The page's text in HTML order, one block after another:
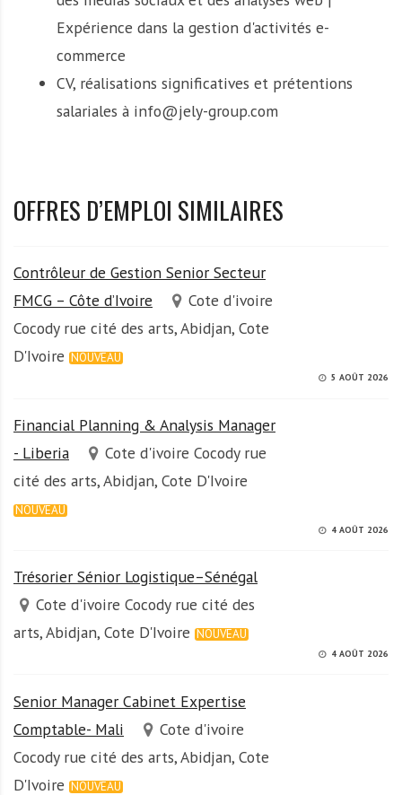
Expérience dans la gestion d'activités e-
commerce
CV, réalisations significatives et prétentions
salariales à info@jely-group.com
OFFRES D’EMPLOI SIMILAIRES
Contrôleur de Gestion Senior Secteur
FMCG – Côte d’Ivoire
Cote d'ivoire
Cocody rue cité des arts, Abidjan, Cote
D'Ivoire NOUVEAU
5 AOÛT 2026
Financial Planning & Analysis Manager
- Liberia
Cote d'ivoire Cocody rue
cité des arts, Abidjan, Cote D'Ivoire
NOUVEAU
4 AOÛT 2026
Trésorier Sénior Logistique–Sénégal
Cote d'ivoire Cocody rue cité des
arts, Abidjan, Cote D'Ivoire NOUVEAU
4 AOÛT 2026
Senior Manager Cabinet Expertise
Comptable- Mali
Cote d'ivoire
Cocody rue cité des arts, Abidjan, Cote
D'Ivoire NOUVEAU